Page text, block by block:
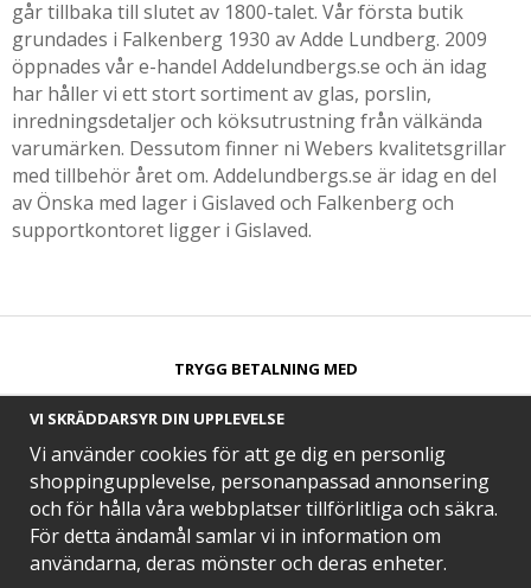
går tillbaka till slutet av 1800-talet. Vår första butik
grundades i Falkenberg 1930 av Adde Lundberg. 2009
öppnades vår e-handel Addelundbergs.se och än idag
har håller vi ett stort sortiment av glas, porslin,
inredningsdetaljer och köksutrustning från välkända
varumärken. Dessutom finner ni Webers kvalitetsgrillar
med tillbehör året om. Addelundbergs.se är idag en del
av Önska med lager i Gislaved och Falkenberg och
supportkontoret ligger i Gislaved.
TRYGG BETALNING MED​
SNABB LEVERANS MED
VI SKRÄDDARSYR DIN UPPLEVELSE
Vi använder cookies för att ge dig en personlig
shoppingupplevelse, personanpassad annonsering
och för hålla våra webbplatser tillförlitliga och säkra.
För detta ändamål samlar vi in information om
användarna, deras mönster och deras enheter.